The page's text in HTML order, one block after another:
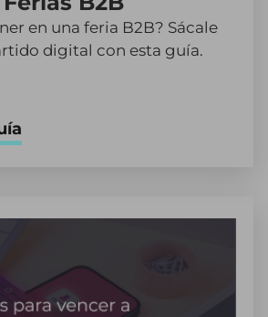
en una feria B2B? Sácale
digital con esta guía.